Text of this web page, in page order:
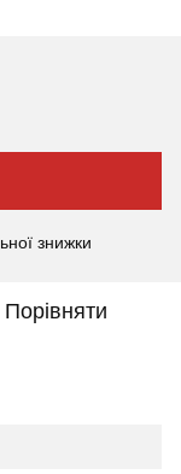
знижки
Порівняти